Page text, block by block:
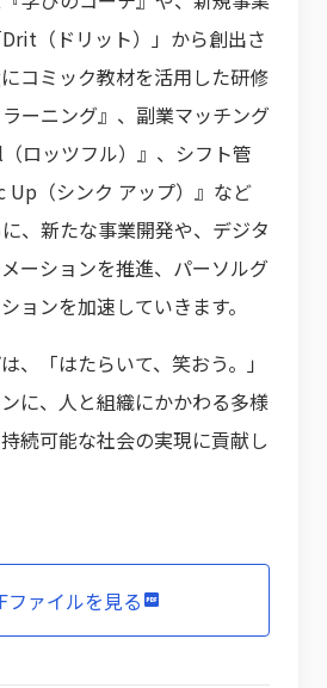
（ドリット）」から創出さ
コミック教材を活用した研修
ーニング』、副業マッチング
ロッツフル）』、シフト管
Up（シンク アップ）』など
、新たな事業開発や、デジタ
ーションを推進、パーソルグ
ョンを加速していきます。
、「はたらいて、笑おう。」
に、人と組織にかかわる多様
続可能な社会の実現に貢献し
ファイルを見る